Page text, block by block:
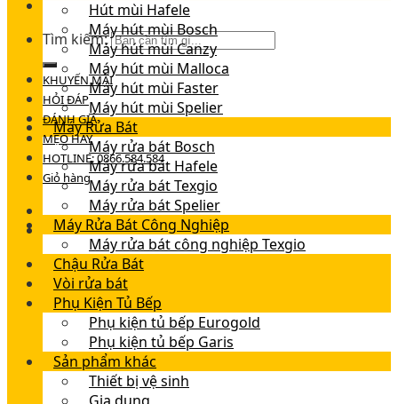
Tìm kiếm:
KHUYẾN MÃI
HỎI ĐÁP
ĐÁNH GIÁ
MẸO HAY
HOTLINE: 0866.584.584
Giỏ hàng
Hút mùi Hafele
Máy hút mùi Bosch
Máy hút mùi Canzy
Máy hút mùi Malloca
Máy hút mùi Faster
Máy hút mùi Spelier
Máy Rửa Bát
Máy rửa bát Bosch
Máy rửa bát Hafele
Máy rửa bát Texgio
Máy rửa bát Spelier
Máy Rửa Bát Công Nghiệp
Máy rửa bát công nghiệp Texgio
Chậu Rửa Bát
Vòi rửa bát
Phụ Kiện Tủ Bếp
Phụ kiện tủ bếp Eurogold
Phụ kiện tủ bếp Garis
Sản phẩm khác
Thiết bị vệ sinh